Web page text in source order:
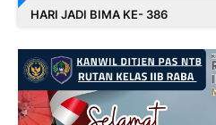
HARI JADI BIMA KE- 386